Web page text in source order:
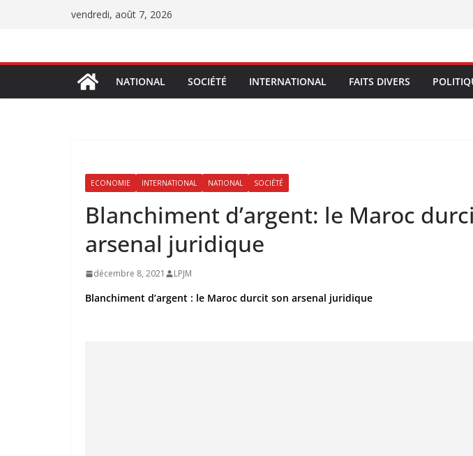
vendredi, août 7, 2026
NATIONAL SOCIÉTÉ INTERNATIONAL FAITS DIVERS
ECONOMIE INTERNATIONAL NATIONAL SOCIÉTÉ
Blanchiment d’argent: le Maroc
arsenal juridique
décembre 8, 2021 LPJM
Blanchiment d’argent : le Maroc durcit son arsenal juridique